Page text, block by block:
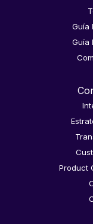
Guía
Guía
Product